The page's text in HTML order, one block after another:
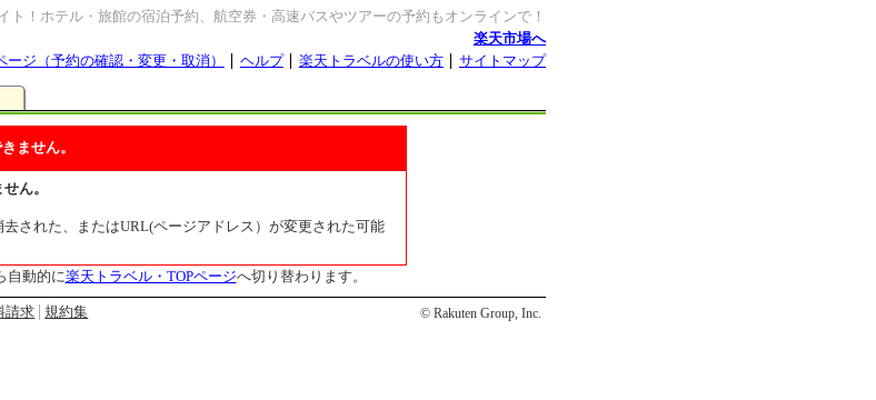
ト！ホテル・旅館の宿泊予約、航空券・高速バスやツアーの予約もオンラインで！
楽天市場へ
ージ（予約の確認・変更・取消）
ヘルプ 楽天トラベルの使い方 サイトマップ
ません。
ん。
された、またはURL(ページアドレス）が変更された可能
自動的に楽天トラベル・TOPページへ切り替わります。
請求 規約集 © Rakuten Group, Inc.